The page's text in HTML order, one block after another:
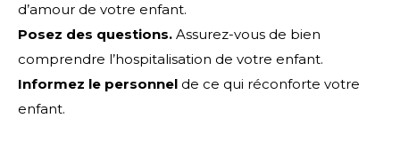
d’amour de votre enfant.
Posez des questions. Assurez-vous de bien
comprendre l’hospitalisation de votre enfant.
Informez le personnel de ce qui réconforte votre
enfant.